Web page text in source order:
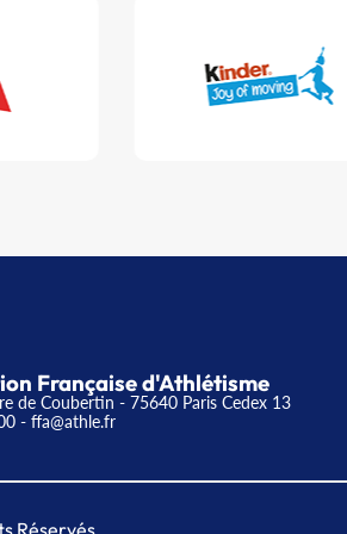
Française d'Athlétisme
de Coubertin - 75640 Paris Cedex 13
- ffa@athle.fr
Réservés